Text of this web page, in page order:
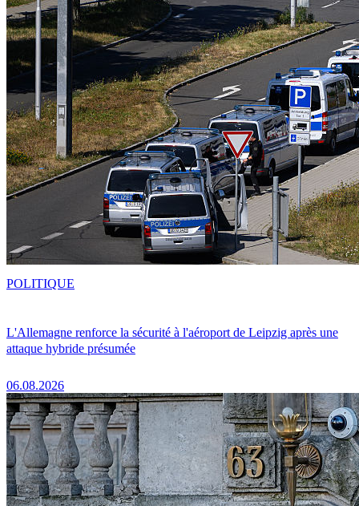
L'Allemagne renforce la sécurité à l'aéroport de Leipzig après une
attaque hybride présumée
06.08.2026
POLITIQUE